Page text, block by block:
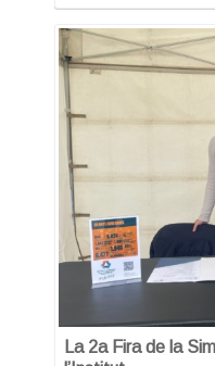
La 2a Fira de la